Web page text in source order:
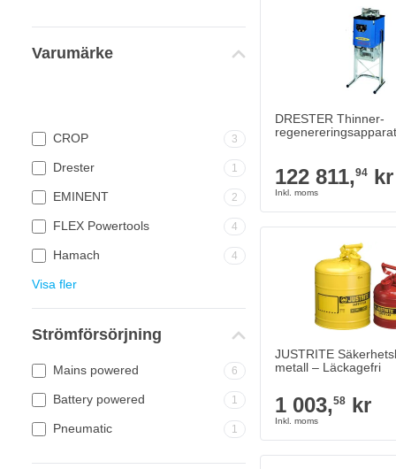
Varumärke
CROP 3
Drester 1
EMINENT 2
FLEX Powertools 4
Hamach 4
Visa fler
Strömförsörjning
Mains powered 6
Battery powered 1
Pneumatic 1
DRESTER Thinner-
122 811,94kr
Config Color
kr
JUSTRITE
metall – Läckagefri
1 003,58kr